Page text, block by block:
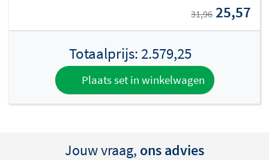
31,96 25,57
Totaalprijs: 2.579,25
Plaats set in winkelwagen
Jouw vraag, ons advies